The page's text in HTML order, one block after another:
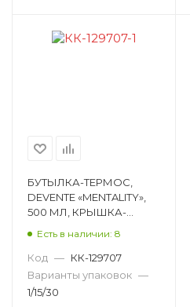
БУТЫЛКА-ТЕРМОС,
DEVENTE «MENTALITY»,
500 МЛ, КРЫШКА-
26,3Х7,6Х 8090303
Есть в наличии: 8
Код — КК-129707
Варианты упаковок —
1/15/30